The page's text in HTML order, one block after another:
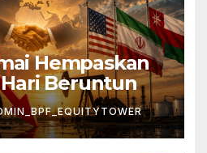
Hempaskan
Beruntun